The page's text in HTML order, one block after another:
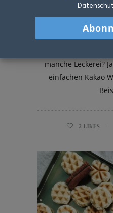
Kakao
manche Leckerei?
einfachen Kakao
2 LIKES